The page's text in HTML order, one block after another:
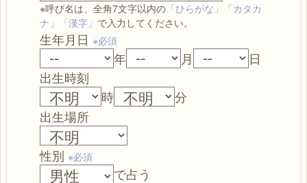
※呼び名は、全角7文字以内の 「ひらがな」「カタカ
ナ」「漢字」 で入力してください。
生年月日 ※必須
年 月
日
出生時刻
時
分
出生場所
性別 ※必須
で占う